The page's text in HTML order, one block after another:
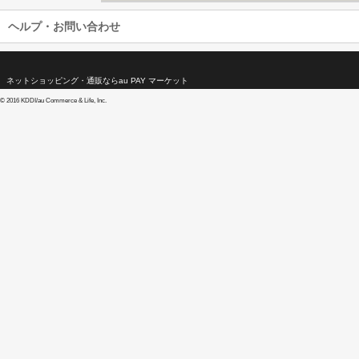
ヘルプ・お問い合わせ
ネットショッピング・通販ならau PAY マーケット
© 2016 KDDI/au Commerce & Life, Inc.